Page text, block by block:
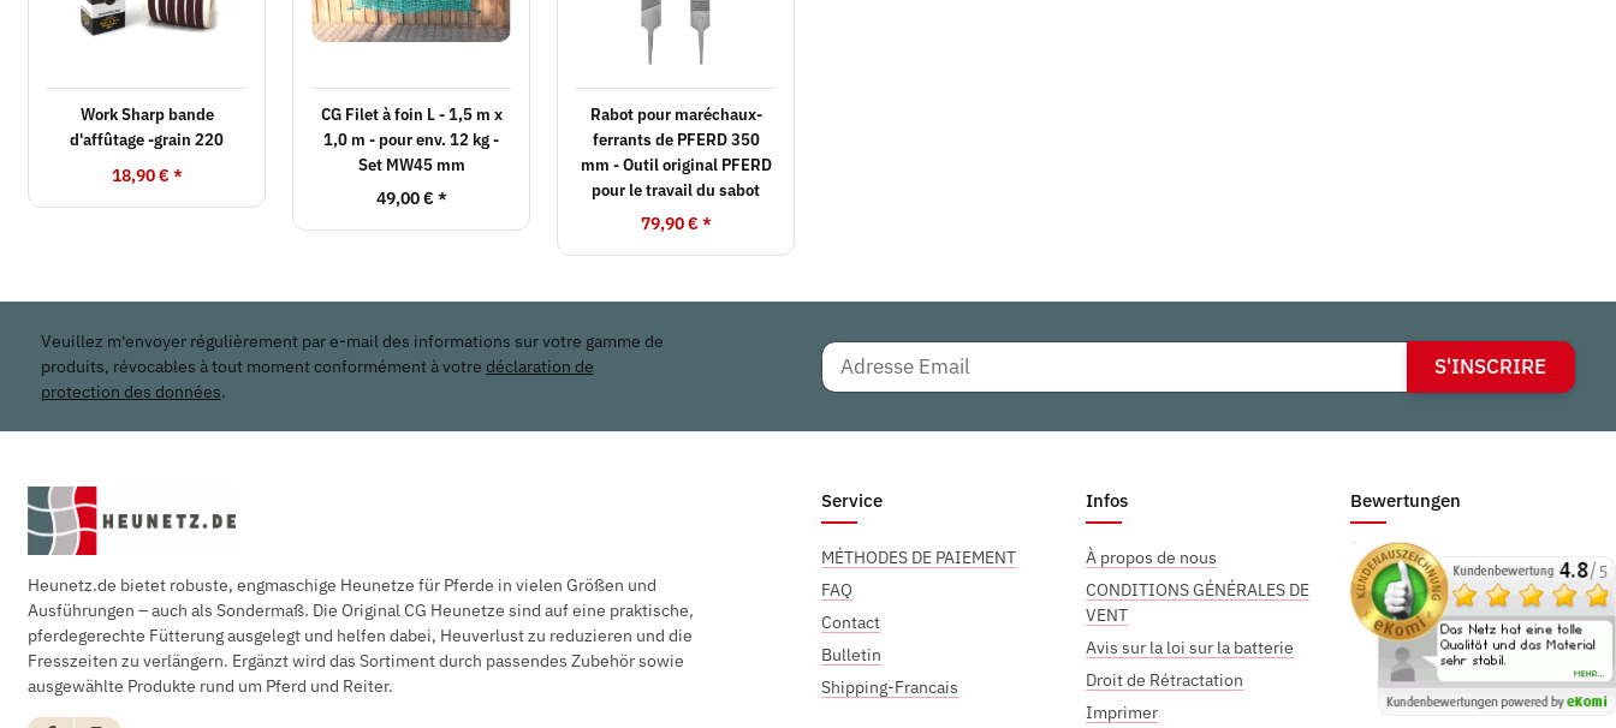
Work Sharp bande
d'affûtage -grain 220
18,90 € *
CG Filet à foin L - 1,5 m x
1,0 m - pour env. 12 kg -
Set MW45 mm
49,00 € *
Rabot pour maréchaux-
ferrants de PFERD 350
mm - Outil original PFERD
pour le travail du sabot
79,90 € *
Veuillez m'envoyer régulièrement par e-mail des informations sur votre gamme de
produits, révocables à tout moment conformément à votre déclaration de
protection des données.
S'INSCRIRE
Heunetz.de bietet robuste, engmaschige Heunetze für Pferde in vielen Größen und
Ausführungen – auch als Sondermaß. Die Original CG Heunetze sind auf eine praktische,
pferdegerechte Fütterung ausgelegt und helfen dabei, Heuverlust zu reduzieren und die
Fresszeiten zu verlängern. Ergänzt wird das Sortiment durch passendes Zubehör sowie
ausgewählte Produkte rund um Pferd und Reiter.
Service
MÉTHODES DE PAIEMENT
FAQ
Contact
Bulletin
Shipping-Francais
Infos
À propos de nous
CONDITIONS GÉNÉRALES DE
VENT
Avis sur la loi sur la batterie
Droit de Rétractation
Imprimer
Bewertungen